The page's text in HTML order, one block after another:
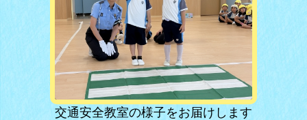
交通安全教室の様子をお届けします